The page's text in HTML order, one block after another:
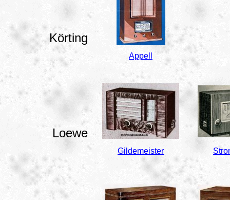
Körting
Appell
Loewe
Gildemeister